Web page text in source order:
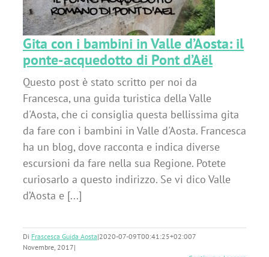
Gita con i bambini in Valle d’Aosta: il
ponte-acquedotto di Pont d’Aël
Questo post è stato scritto per noi da
Francesca, una guida turistica della Valle
d'Aosta, che ci consiglia questa bellissima gita
da fare con i bambini in Valle d'Aosta. Francesca
ha un blog, dove racconta e indica diverse
escursioni da fare nella sua Regione. Potete
curiosarlo a questo indirizzo. Se vi dico Valle
d’Aosta e [...]
Di Frascesca Guida Aosta|2020-07-09T00:41:25+02:007
Novembre, 2017|